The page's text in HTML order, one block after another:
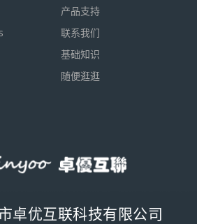
产品支持
联系我们
基础知识
随便逛逛
卓优互联科技有限公司